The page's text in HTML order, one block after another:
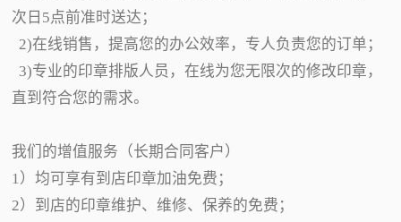
次日5点前准时送达；
2)在线销售，提高您的办公效率，专人负责您的订单；
3)专业的印章排版人员，在线为您无限次的修改印章，
直到符合您的需求。
我们的增值服务（长期合同客户）
1）均可享有到店印章加油免费；
2）到店的印章维护、维修、保养的免费；